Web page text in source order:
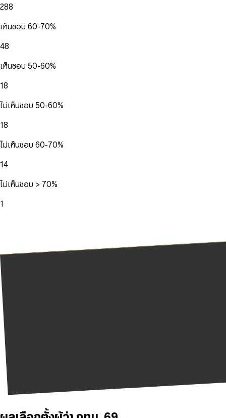
288
เห็นชอบ 60-70%
48
เห็นชอบ 50-60%
18
ไม่เห็นชอบ 50-60%
18
ไม่เห็นชอบ 60-70%
14
ไม่เห็นชอบ > 70%
1